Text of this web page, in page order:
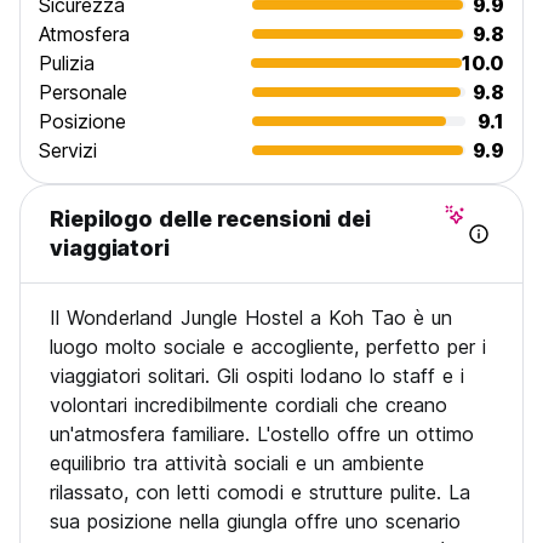
Sicurezza
9.9
Atmosfera
9.8
Pulizia
10.0
Personale
9.8
Posizione
9.1
Servizi
9.9
Riepilogo delle recensioni dei
viaggiatori
Il Wonderland Jungle Hostel a Koh Tao è un
luogo molto sociale e accogliente, perfetto per i
viaggiatori solitari. Gli ospiti lodano lo staff e i
volontari incredibilmente cordiali che creano
un'atmosfera familiare. L'ostello offre un ottimo
equilibrio tra attività sociali e un ambiente
rilassato, con letti comodi e strutture pulite. La
sua posizione nella giungla offre uno scenario